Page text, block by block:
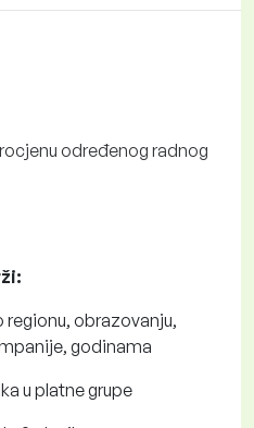
određenog radnog
obrazovanju,
godinama
u platne grupe